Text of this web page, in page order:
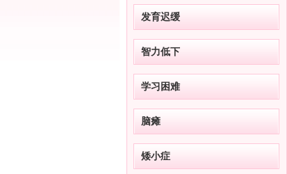
发育迟缓
智力低下
学习困难
脑瘫
矮小症